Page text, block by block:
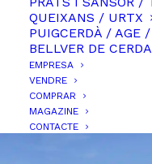
QUEIXANS / URTX
PUIGCERDÀ / AGE
BELLVER DE
EMPRESA
VENDRE
COMPRAR
MAGAZINE
CONTACTE
CLEAR ALL DE +